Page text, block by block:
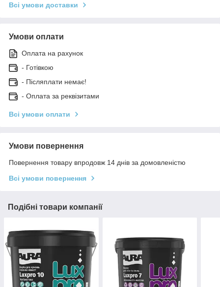
Всі умови доставки
Умови оплати
Оплата на рахунок
- Готівкою
- Післяплати немає!
- Оплата за реквізитами
Всі умови оплати
Умови повернення
Повернення товару впродовж 14 днів за домовленістю
Всі умови повернення
Подібні товари компанії